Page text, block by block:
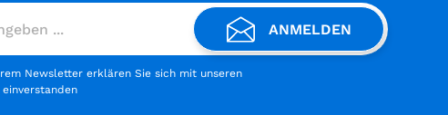
ANMELDEN
Newsletter erklären Sie sich mit unseren
einverstanden